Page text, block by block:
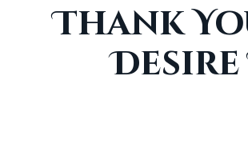
Thank
Desire